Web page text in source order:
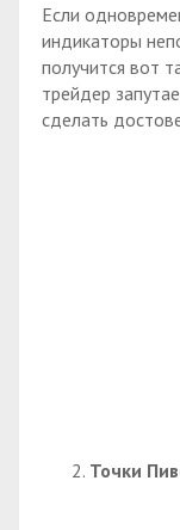
Если
индикаторы
получится вот
трейдер
сделать
Точки